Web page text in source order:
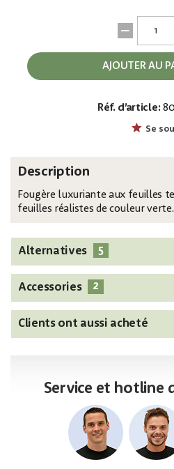
AJOUTER AU
Réf. d’article:
Se
Description
Fougère luxuriante aux feuilles
feuilles réalistes de couleur
Alternatives 5
Accessories 2
Clients ont aussi acheté
Service et hotline